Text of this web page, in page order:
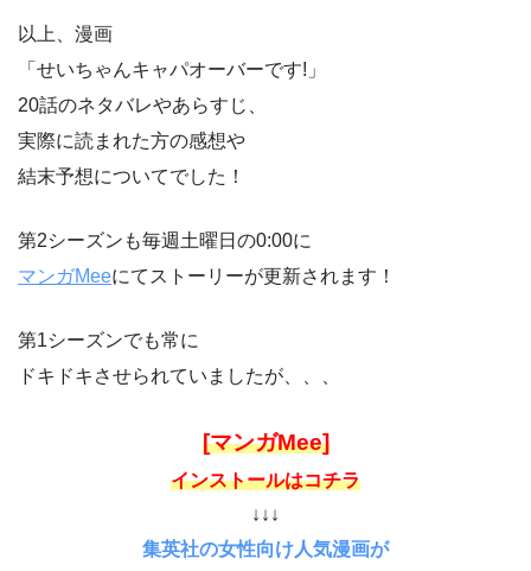
以上、漫画
「せいちゃんキャパオーバーです!」
20話のネタバレやあらすじ、
実際に読まれた方の感想や
結末予想についてでした！
第2シーズンも毎週土曜日の0:00に
マンガMeeにてストーリーが更新されます！
第1シーズンでも常に
ドキドキさせられていましたが、、、
[マンガMee]
インストールはコチラ
↓↓↓
集英社の女性向け人気漫画が